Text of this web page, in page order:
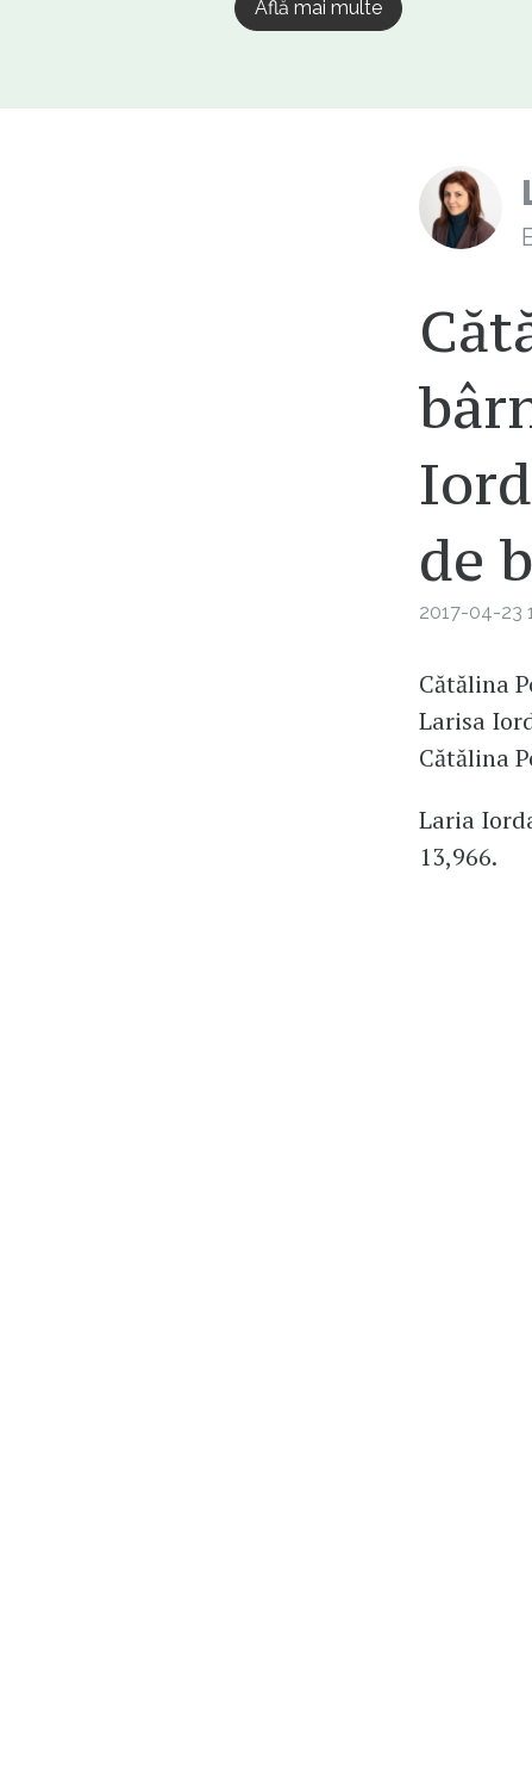
Află mai multe
de
2017-04-23
Cătălina
Larisa
Cătălina
Laria
13,966.